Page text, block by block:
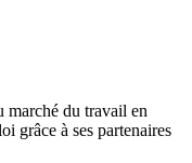
marché du travail en
grâce à ses partenaires